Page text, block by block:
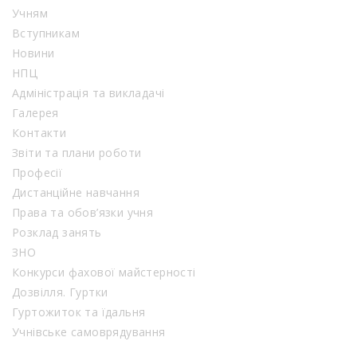
Учням
Вступникам
Новини
НПЦ
Адміністрація та викладачі
Галерея
Контакти
Звіти та плани роботи
Професії
Дистанційне навчання
Права та обов’язки учня
Розклад занять
ЗНО
Конкурси фахової майстерності
Дозвілля. Гуртки
Гуртожиток та їдальня
Учнівське самоврядування